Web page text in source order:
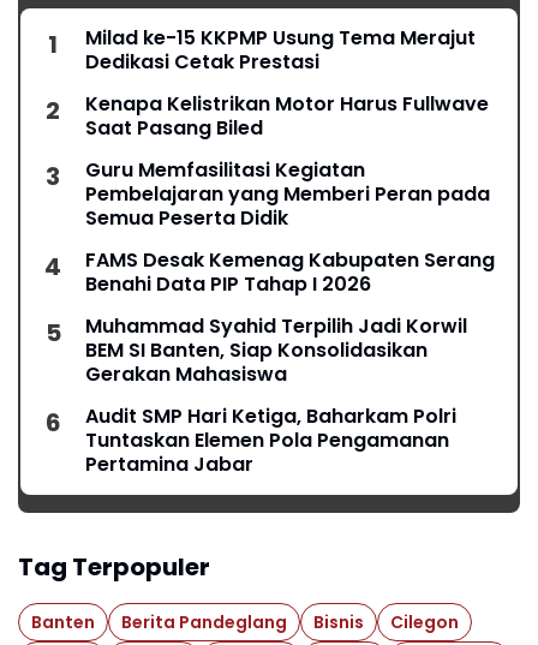
Milad ke-15 KKPMP Usung Tema Merajut
Dedikasi Cetak Prestasi
Kenapa Kelistrikan Motor Harus Fullwave
Saat Pasang Biled
Guru Memfasilitasi Kegiatan
Pembelajaran yang Memberi Peran pada
Semua Peserta Didik
FAMS Desak Kemenag Kabupaten Serang
Benahi Data PIP Tahap I 2026
Muhammad Syahid Terpilih Jadi Korwil
BEM SI Banten, Siap Konsolidasikan
Gerakan Mahasiswa
Audit SMP Hari Ketiga, Baharkam Polri
Tuntaskan Elemen Pola Pengamanan
Pertamina Jabar
Tag Terpopuler
Banten Berita Pandeglang Bisnis
Cilegon